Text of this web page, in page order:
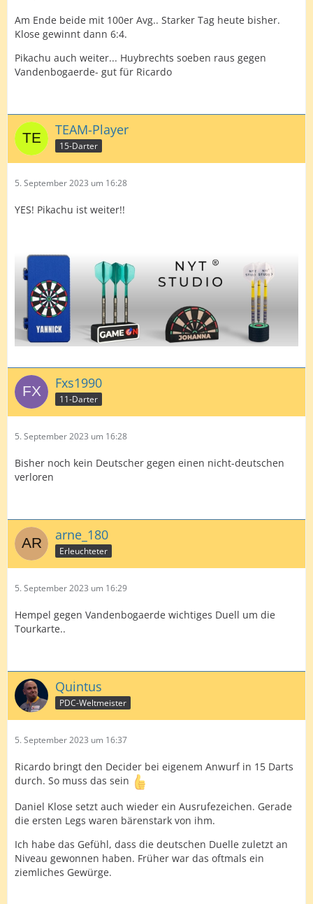
Am Ende beide mit 100er Avg.. Starker Tag heute bisher.
Klose gewinnt dann 6:4.
Pikachu auch weiter... Huybrechts soeben raus gegen
Vandenbogaerde- gut für Ricardo
TEAM-Player
15-Darter
5. September 2023 um 16:28
YES! Pikachu ist weiter!!
Fxs1990
11-Darter
5. September 2023 um 16:28
Bisher noch kein Deutscher gegen einen nicht-deutschen
verloren
arne_180
Erleuchteter
5. September 2023 um 16:29
Hempel gegen Vandenbogaerde wichtiges Duell um die
Tourkarte..
Quintus
PDC-Weltmeister
5. September 2023 um 16:37
Ricardo bringt den Decider bei eigenem Anwurf in 15 Darts
durch. So muss das sein
Daniel Klose setzt auch wieder ein Ausrufezeichen. Gerade
die ersten Legs waren bärenstark von ihm.
Ich habe das Gefühl, dass die deutschen Duelle zuletzt an
Niveau gewonnen haben. Früher war das oftmals ein
ziemliches Gewürge.